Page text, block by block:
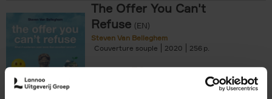
The Offer You Can't
Refuse (EN)
Steven Van Belleghem
Couverture souple
2020 256
€37,50